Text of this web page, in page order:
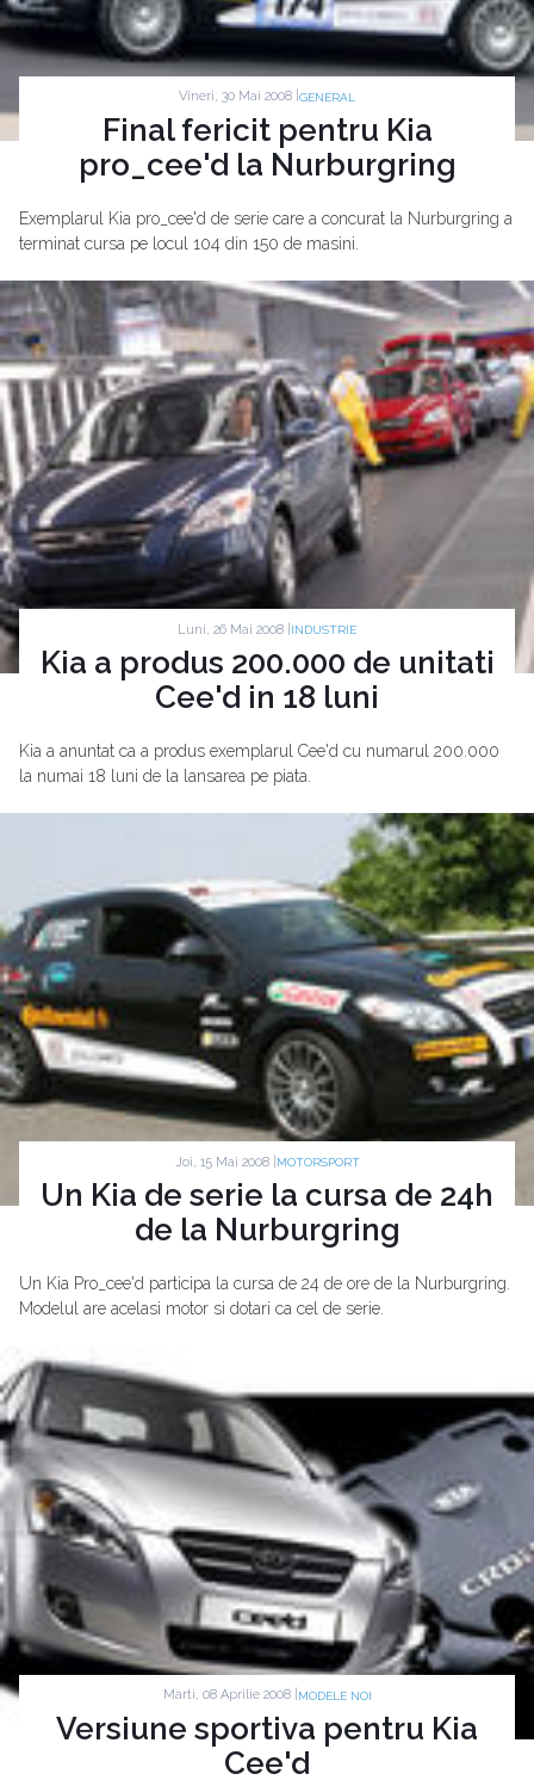
Vineri, 30 Mai 2008 | GENERAL
Final fericit pentru Kia
pro_cee'd la Nurburgring
Exemplarul Kia pro_cee'd de serie care a concurat la Nurburgring a
terminat cursa pe locul 104 din 150 de masini.
Luni, 26 Mai 2008 | INDUSTRIE
Kia a produs 200.000 de unitati
Cee'd in 18 luni
Kia a anuntat ca a produs exemplarul Cee'd cu numarul 200.000
la numai 18 luni de la lansarea pe piata.
Joi, 15 Mai 2008 | MOTORSPORT
Un Kia de serie la cursa de 24h
de la Nurburgring
Un Kia Pro_cee'd participa la cursa de 24 de ore de la Nurburgring.
Modelul are acelasi motor si dotari ca cel de serie.
Marti, 08 Aprilie 2008 | MODELE NOI
Versiune sportiva pentru Kia
Cee'd